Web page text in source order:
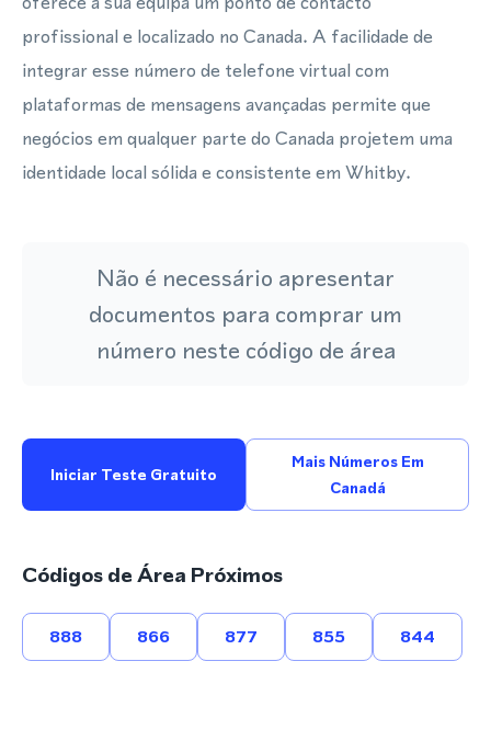
profissional e localizado no Canada. A facilidade de
integrar esse número de telefone virtual com
plataformas de mensagens avançadas permite que
negócios em qualquer parte do Canada projetem uma
identidade local sólida e consistente em Whitby.
Não é necessário apresentar
documentos para comprar um
número neste código de área
Iniciar Teste Gratuito
Mais Números Em
Canadá
Códigos de Área Próximos
888 866 877 855 844